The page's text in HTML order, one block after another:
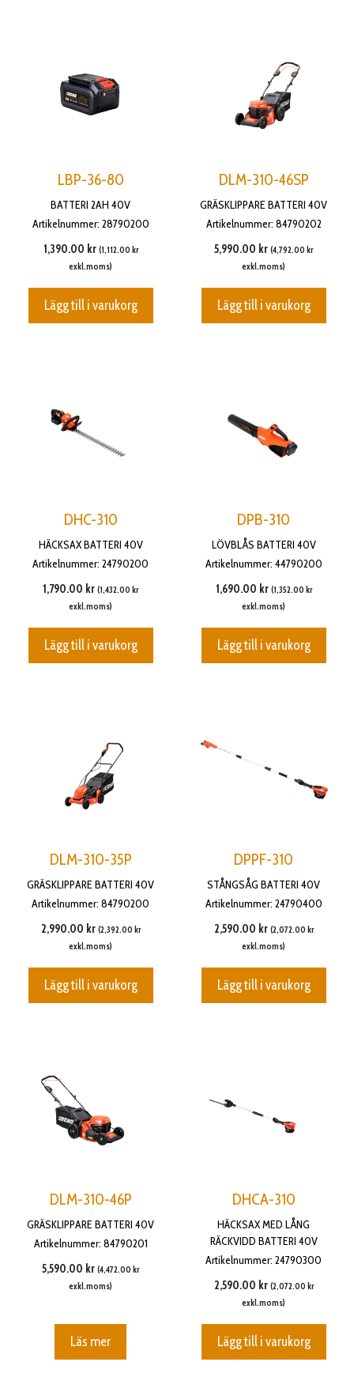
LBP-36-80
BATTERI 2AH 40V
Artikelnummer: 28790200
1,390.00 kr (1,112.00 kr
exkl.moms)
Lägg till i varukorg
DLM-310-46SP
GRÄSKLIPPARE BATTERI 40V
Artikelnummer: 84790202
5,990.00 kr (4,792.00 kr
exkl.moms)
Lägg till i varukorg
DHC-310
HÄCKSAX BATTERI 40V
Artikelnummer: 24790200
1,790.00 kr (1,432.00 kr
exkl.moms)
Lägg till i varukorg
DPB-310
LÖVBLÅS BATTERI 40V
Artikelnummer: 44790200
1,690.00 kr (1,352.00 kr
exkl.moms)
Lägg till i varukorg
DLM-310-35P
GRÄSKLIPPARE BATTERI 40V
Artikelnummer: 84790200
2,990.00 kr (2,392.00 kr
exkl.moms)
Lägg till i varukorg
DPPF-310
STÅNGSÅG BATTERI 40V
Artikelnummer: 24790400
2,590.00 kr (2,072.00 kr
exkl.moms)
Lägg till i varukorg
DLM-310-46P
GRÄSKLIPPARE BATTERI 40V
Artikelnummer: 84790201
5,590.00 kr (4,472.00 kr
exkl.moms)
Läs mer
DHCA-310
HÄCKSAX MED LÅNG
RÄCKVIDD BATTERI 40V
Artikelnummer: 24790300
2,590.00 kr (2,072.00 kr
exkl.moms)
Lägg till i varukorg